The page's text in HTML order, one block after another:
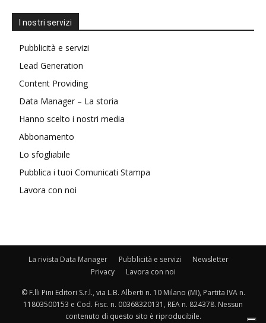
I nostri servizi
Pubblicità e servizi
Lead Generation
Content Providing
Data Manager – La storia
Hanno scelto i nostri media
Abbonamento
Lo sfogliabile
Pubblica i tuoi Comunicati Stampa
Lavora con noi
La rivista Data Manager Pubblicità e servizi
Newsletter
Privacy
Lavora con noi
© F.lli Pini Editori S.r.l., via L.B. Alberti n. 10 Milano (MI), Partita IVA n.
11803500153 e Cod. Fisc. n. 00368320131, REA n. 824378. Nessun
contenuto di questo sito è riproducibile.